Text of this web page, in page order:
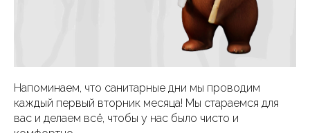
Напоминаем, что санитарные дни мы проводим
каждый первый вторник месяца! Мы стараемся для
вас и делаем всё, чтобы у нас было чисто и